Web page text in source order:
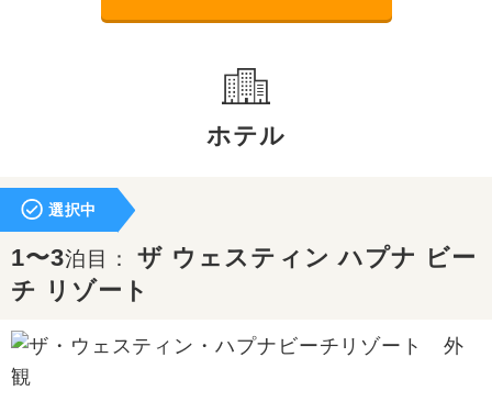
ホテル
選択中
1〜3泊目：ザ ウェスティン ハプナ ビー
チ リゾート